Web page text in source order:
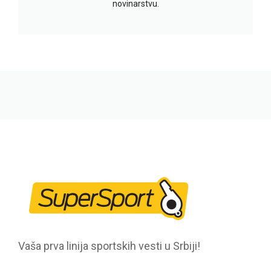
novinarstvu.
Vaša prva linija sportskih vesti u Srbiji!